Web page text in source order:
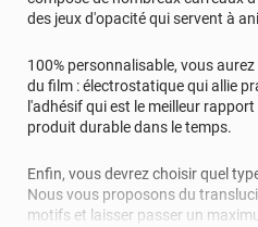
des jeux d'opacité qui servent à
100% personnalisable, vous
du film : électrostatique qui allie
l'adhésif qui est le meilleur
produit durable dans le temps.
Enfin, vous devrez choisir quel
Nous vous proposons du
motifs et laisser passer un